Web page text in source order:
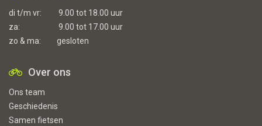
di t/m vr:
9.00 tot 18.00 uur
za:
9.00 tot 17.00 uur
zo & ma:
gesloten
Over ons
Ons team
Geschiedenis
Samen fietsen